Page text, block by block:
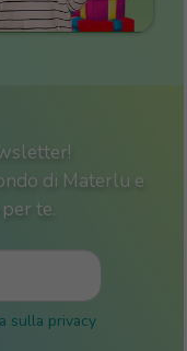
di Materlu e
te.
sulla privacy